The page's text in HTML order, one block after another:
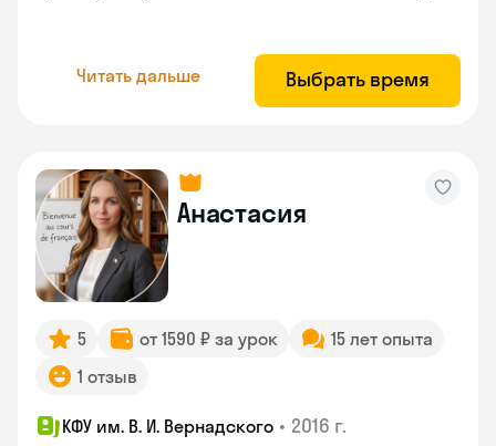
Читать дальше Выбрать время
Анастасия
5 от 1590 ₽ за урок
15 лет опыта
1 отзыв
КФУ им. В. И. Вернадского • 2016 г.